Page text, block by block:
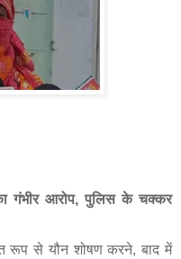
गंभीर आरोप, पुलिस के चक्कर
रूप से यौन शोषण करने, बाद में